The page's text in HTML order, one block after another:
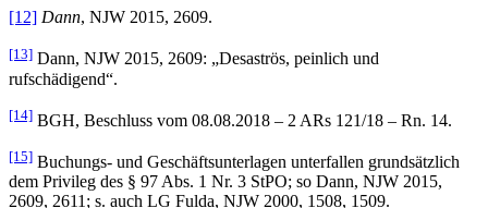
[12] Dann, NJW 2015, 2609.
[13] Dann, NJW 2015, 2609: „Desaströs, peinlich und
rufschädigend“.
[14] BGH, Beschluss vom 08.08.2018 – 2 ARs 121/18 – Rn. 14.
[15] Buchungs- und Geschäftsunterlagen unterfallen grundsätzlich
dem Privileg des § 97 Abs. 1 Nr. 3 StPO; so Dann, NJW 2015,
2609, 2611; s. auch LG Fulda, NJW 2000, 1508, 1509.